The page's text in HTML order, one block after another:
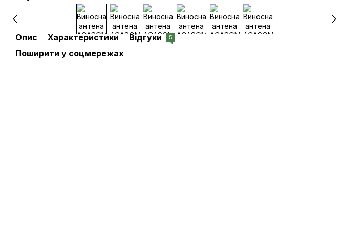
Опис Характеристики Відгуки 5
Поширити у соцмережах